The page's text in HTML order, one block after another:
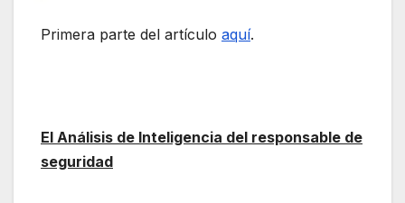
Primera parte del artículo aquí.
El Análisis de Inteligencia del responsable de
seguridad